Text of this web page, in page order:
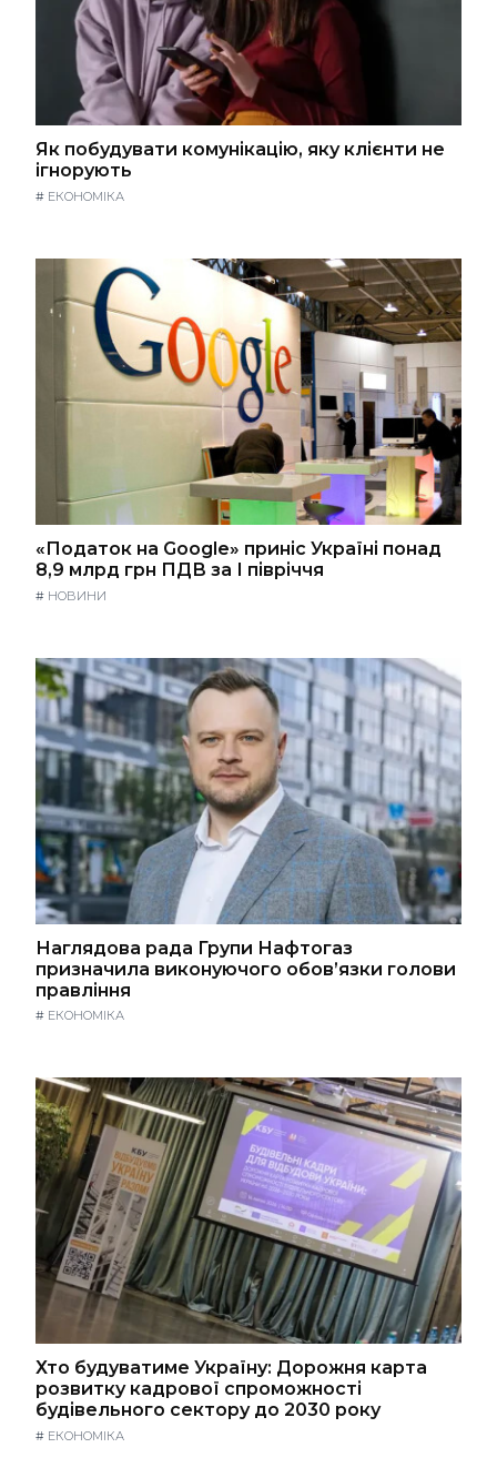
Як побудувати комунікацію, яку клієнти не
ігнорують
# ЕКОНОМІКА
«Податок на Google» приніс Україні понад
8,9 млрд грн ПДВ за І півріччя
# НОВИНИ
Наглядова рада Групи Нафтогаз
призначила виконуючого обов’язки голови
правління
# ЕКОНОМІКА
Хто будуватиме Україну: Дорожня карта
розвитку кадрової спроможності
будівельного сектору до 2030 року
# ЕКОНОМІКА